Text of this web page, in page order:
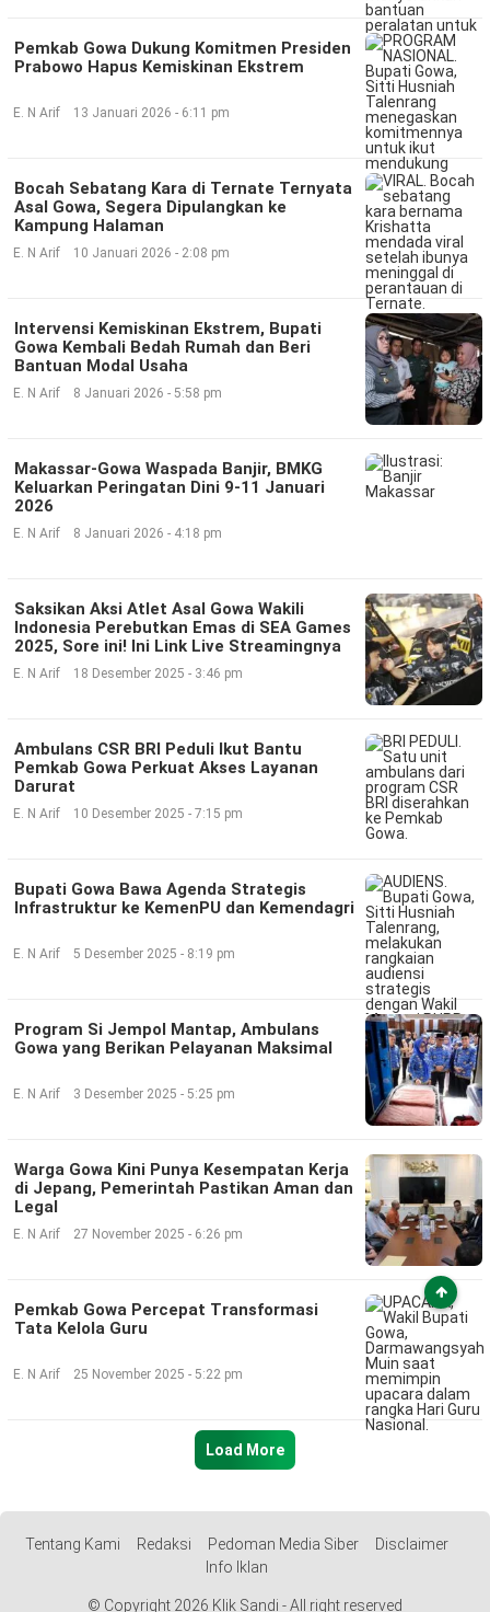
Pemkab Gowa Dukung Komitmen Presiden
Prabowo Hapus Kemiskinan Ekstrem
E. N Arif 13 Januari 2026 - 6:11 pm
Bocah Sebatang Kara di Ternate Ternyata
Asal Gowa, Segera Dipulangkan ke
Kampung Halaman
E. N Arif 10 Januari 2026 - 2:08 pm
Intervensi Kemiskinan Ekstrem, Bupati
Gowa Kembali Bedah Rumah dan Beri
Bantuan Modal Usaha
E. N Arif 8 Januari 2026 - 5:58 pm
Makassar-Gowa Waspada Banjir, BMKG
Keluarkan Peringatan Dini 9-11 Januari
2026
E. N Arif 8 Januari 2026 - 4:18 pm
Saksikan Aksi Atlet Asal Gowa Wakili
Indonesia Perebutkan Emas di SEA Games
2025, Sore ini! Ini Link Live Streamingnya
E. N Arif 18 Desember 2025 - 3:46 pm
Ambulans CSR BRI Peduli Ikut Bantu
Pemkab Gowa Perkuat Akses Layanan
Darurat
E. N Arif 10 Desember 2025 - 7:15 pm
Bupati Gowa Bawa Agenda Strategis
Infrastruktur ke KemenPU dan Kemendagri
E. N Arif 5 Desember 2025 - 8:19 pm
Program Si Jempol Mantap, Ambulans
Gowa yang Berikan Pelayanan Maksimal
E. N Arif 3 Desember 2025 - 5:25 pm
Warga Gowa Kini Punya Kesempatan Kerja
di Jepang, Pemerintah Pastikan Aman dan
Legal
E. N Arif 27 November 2025 - 6:26 pm
Pemkab Gowa Percepat Transformasi
Tata Kelola Guru
E. N Arif 25 November 2025 - 5:22 pm
Load More
Tentang Kami Redaksi Pedoman Media Siber
Disclaimer
Info Iklan
© Copyright 2026 Klik Sandi - All right reserved